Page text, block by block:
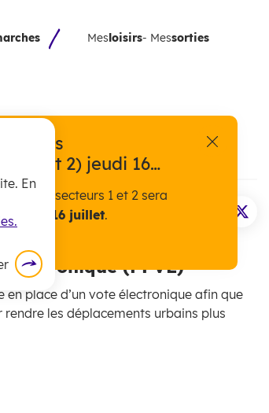
En
fermer
des
1 et 2) jeudi 16
pour les secteurs 1 et 2 sera
jeudi 16 juillet.
Mesloisirs- Messorties
Imprimer la
(PPVE)
en place d’un vote électronique afin que
les déplacements urbains plus